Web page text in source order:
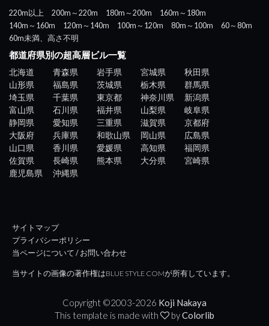
220m以上 200m～220m 180m～200m
160m～180m
140m～160m
120m～140m 100m～120m 80m～100m
60～80m
60m未満、高さ不明
都道府県別の超高層ビル一覧
北海道 青森県 岩手県 宮城県
秋田県
山形県
福島県 茨城県 栃木県
群馬県
埼玉県
千葉県 東京都 神奈川県
新潟県
富山県
石川県 福井県 山梨県
岐阜県
静岡県
愛知県 三重県 滋賀県
京都府
大阪府
兵庫県 和歌山県 岡山県
広島県
山口県
香川県 愛媛県 高知県
福岡県
佐賀県
長崎県 熊本県 大分県
宮崎県
鹿児島県
沖縄県
サイトマップ
プライバシーポリシー
当ページについて / お問い合わせ
当サイトの画像の著作権はBLUE STYLE COMが所有しています。
Copyright ©2003-2026 Koji Nakaya
This template is made with
byColorlib